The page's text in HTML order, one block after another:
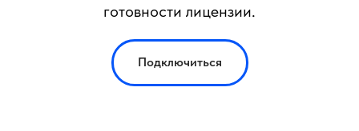
готовности лицензии.
Подключиться